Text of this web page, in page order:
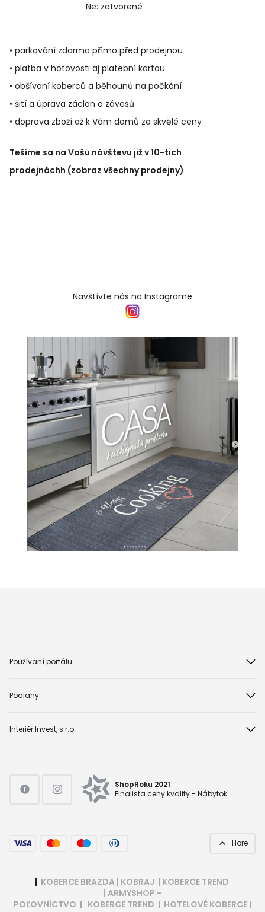
Ne: zatvorené
• parkování zdarma přímo před prodejnou
• platba v hotovosti aj platební kartou
• obšívaní koberců a běhounů na počkání
• šití a úprava záclon a závesů
• doprava zboží až k Vám domů za skvělé ceny
Tešíme sa na Vašu návštevu již v 10-tich
prodejnáchh (zobraz všechny prodejny)
Navštívte nás na Instagrame
Používání portálu
Podlahy
Interiér Invest, s.r.o.
ShopRoku 2021
Finalista ceny kvality - Nábytok
Hore
| KOBERCE BRAZDA | KOBRAJ | KOBERCE TREND
| ARMYSHOP -
POĽOVNÍCTVO | KOBERCE TREND | HOTELOVÉ KOBERCE |